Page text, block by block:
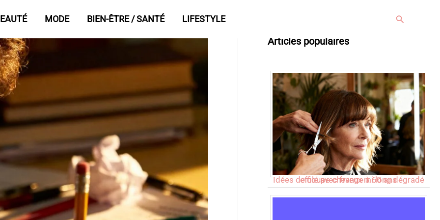
MODE BIEN-ÊTRE / SANTÉ LIFESTYLE Rechercher
Articles populaires
Idées de coupe cheveux mi long dégradé effilé avec frange à 60 ans